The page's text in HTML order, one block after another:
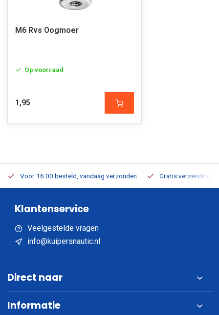
M6 Rvs Oogmoer
Op voorraad
1,95
Voor 16:00 besteld, vandaag verzonden Gratis verzending
Klantenservice
Veelgestelde vragen
info@kuipersnautic.nl
Direct naar
Informatie